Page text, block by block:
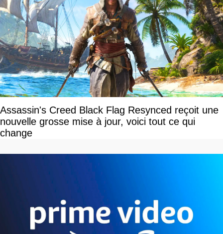
Assassin's Creed Black Flag Resynced reçoit une
nouvelle grosse mise à jour, voici tout ce qui
change